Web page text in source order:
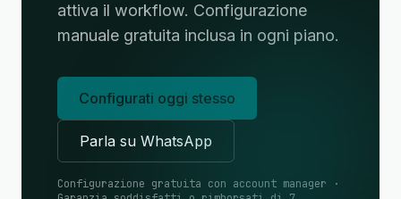
attiva il workflow. Configurazione
manuale gratuita inclusa in ogni piano.
Configurati oggi stesso
Parla su WhatsApp
Configurazione gratuita con account manager ·